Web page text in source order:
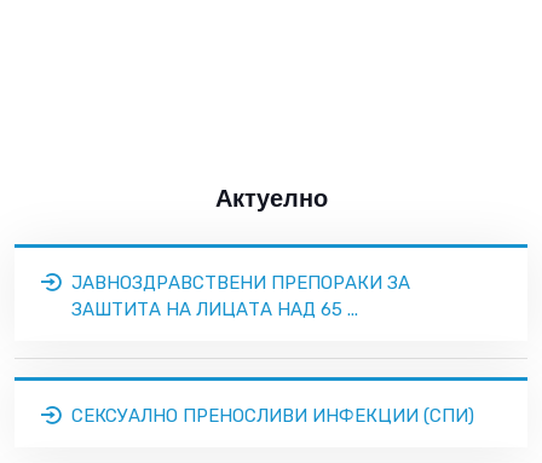
Актуелно
ЈАВНОЗДРАВСТВЕНИ ПРЕПОРАКИ ЗА
ЗАШТИТА НА ЛИЦАТА НАД 65 ...
СЕКСУАЛНО ПРЕНОСЛИВИ ИНФЕКЦИИ (СПИ)